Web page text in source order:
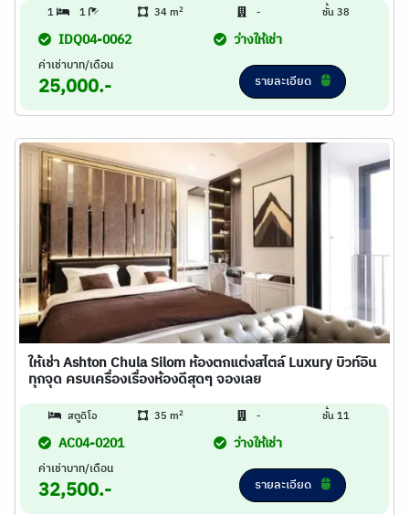
1 1 34 m2 - ชั้น 38
IDQ04-0062 ว่างให้เช่า
ค่าเช่าบาท/เดือน
25,000.- รายละเอียด
ให้เช่า Ashton Chula Silom ห้องตกแต่งสไตล์ Luxury บิวท์อิน
ทุกจุด ครบเครื่องเรื่องห้องดีสุดๆ จองเลย
สตูดิโอ 35 m2 - ชั้น 11
AC04-0201 ว่างให้เช่า
ค่าเช่าบาท/เดือน
32,500.- รายละเอียด